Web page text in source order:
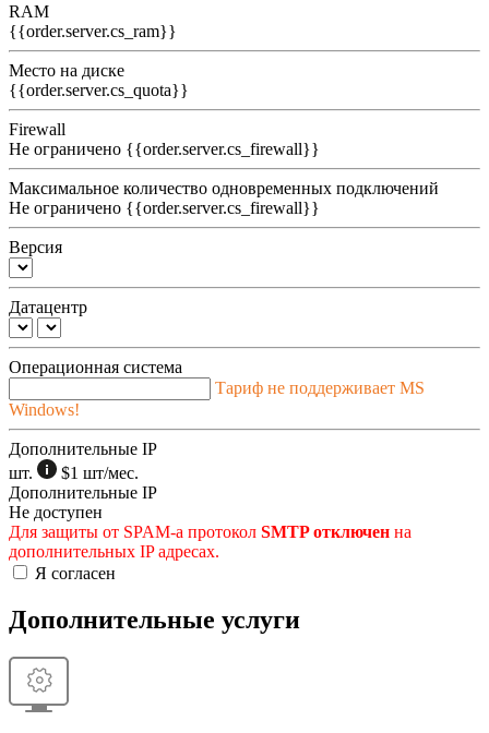
RAM
{{order.server.cs_ram}}
Место на диске
{{order.server.cs_quota}}
Firewall
Не ограничено {{order.server.cs_firewall}}
Максимальное количество одновременных подключений
Не ограничено {{order.server.cs_firewall}}
Версия
Датацентр
Операционная система
Тариф не поддерживает MS
Windows!
Дополнительные IP
шт.
$1 шт/мес.
Дополнительные IP
Не доступен
Для защиты от SPAM-а протокол SMTP отключен на
дополнительных IP адресах.
Я согласен
Дополнительные услуги